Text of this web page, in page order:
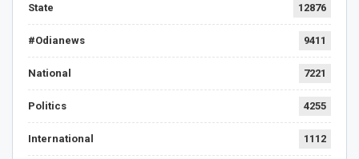
State 12876
#Odianews 9411
National 7221
Politics 4255
International 1112